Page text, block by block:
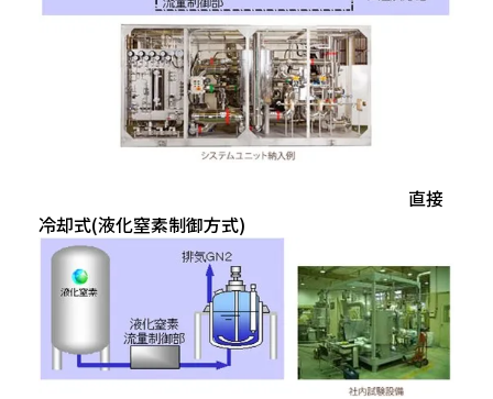
直接
冷却式(液化窒素制御方式)